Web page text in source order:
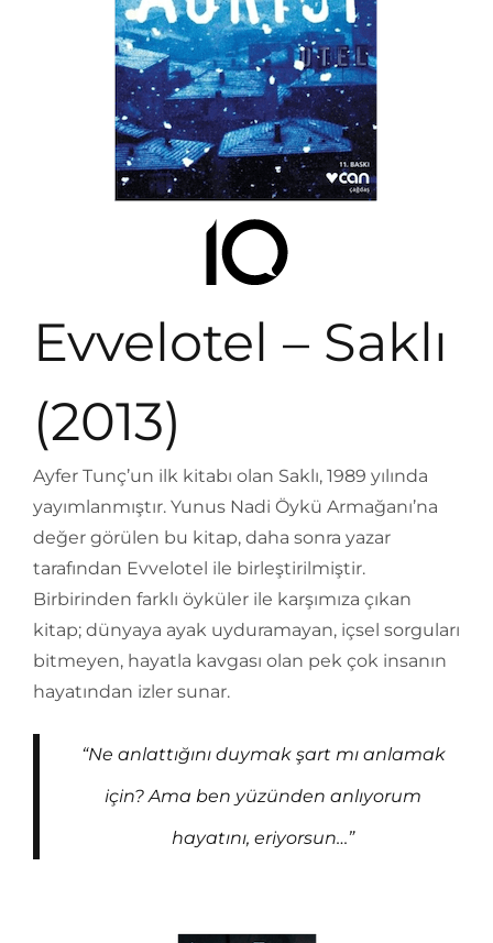
Evvelotel – Saklı
(2013)
Ayfer Tunç’un ilk kitabı olan Saklı, 1989 yılında
yayımlanmıştır. Yunus Nadi Öykü Armağanı’na
değer görülen bu kitap, daha sonra yazar
tarafından Evvelotel ile birleştirilmiştir.
Birbirinden farklı öyküler ile karşımıza çıkan
kitap; dünyaya ayak uyduramayan, içsel sorguları
bitmeyen, hayatla kavgası olan pek çok insanın
hayatından izler sunar.
“Ne anlattığını duymak şart mı anlamak
için? Ama ben yüzünden anlıyorum
hayatını, eriyorsun…”